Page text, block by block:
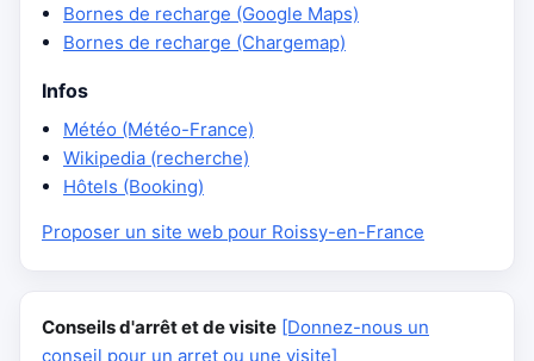
Bornes de recharge (Google Maps)
Bornes de recharge (Chargemap)
Infos
Météo (Météo-France)
Wikipedia (recherche)
Hôtels (Booking)
Proposer un site web pour Roissy-en-France
Conseils d'arrêt et de visite [Donnez-nous un
conseil pour un arret ou une visite]